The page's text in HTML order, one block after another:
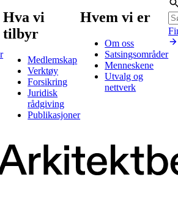
Hva vi
tilbyr
Medlemskap
Verktøy
Forsikring
Juridisk
rådgiving
Publikasjoner
Hvem vi er
Om oss
Satsingsområder
Menneskene
Utvalg og
nettverk